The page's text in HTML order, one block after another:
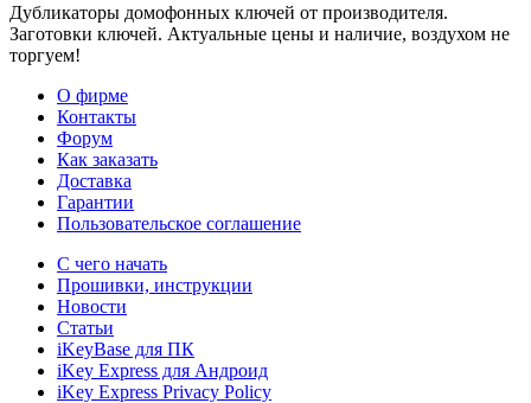
Дубликаторы домофонных ключей от производителя.
Заготовки ключей. Актуальные цены и наличие, воздухом не
торгуем!
О фирме
Контакты
Форум
Как заказать
Доставка
Гарантии
Пользовательское соглашение
С чего начать
Прошивки, инструкции
Новости
Статьи
iKeyBase для ПК
iKey Express для Андроид
iKey Express Privacy Policy